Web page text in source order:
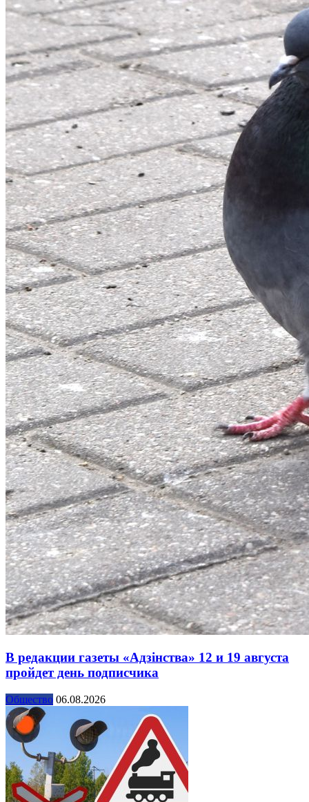
В редакции газеты «Адзінства» 12 и 19 августа
пройдет день подписчика
Общество 06.08.2026